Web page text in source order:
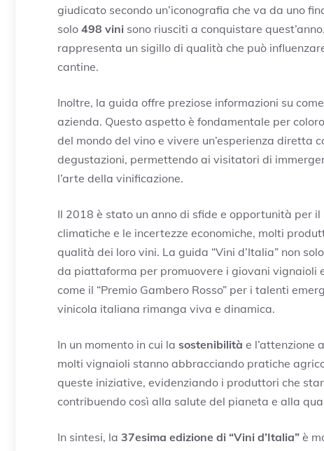
giudicato secondo un’iconografia che va da uno
solo 498 vini sono riusciti a conquistare
rappresenta un sigillo di qualità che può
cantine.
Inoltre, la guida offre preziose informazioni su
azienda. Questo aspetto è fondamentale per
del mondo del vino e vivere un’esperienza diretta
degustazioni, permettendo ai visitatori di
l’arte della vinificazione.
Il 2018 è stato un anno di sfide e opportunità per
climatiche e le incertezze economiche, molti
qualità dei loro vini. La guida “Vini d’Italia” non
da piattaforma per promuovere i giovani vignaioli
come il “Premio Gambero Rosso” per i talenti
vinicola italiana rimanga viva e dinamica.
In un momento in cui la sostenibilità e l’attenzione
molti vignaioli stanno abbracciando pratiche
queste iniziative, evidenziando i produttori che
contribuendo così alla salute del pianeta e alla
In sintesi, la 37esima edizione di “Vini d’Italia” è